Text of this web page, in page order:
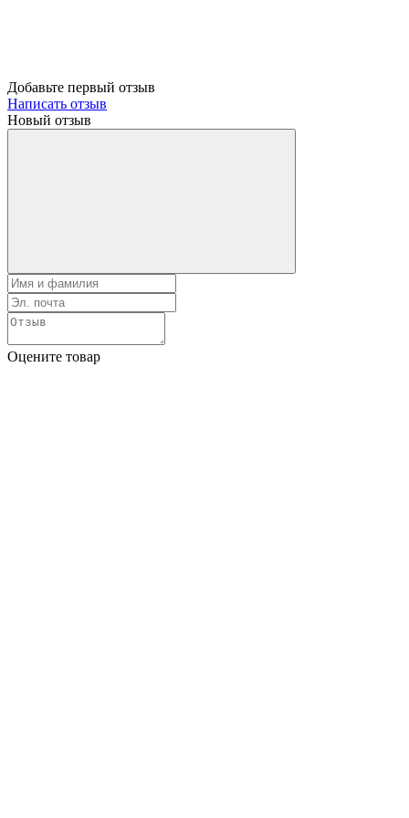
Добавьте первый отзыв
Написать отзыв
Новый отзыв
Оцените товар